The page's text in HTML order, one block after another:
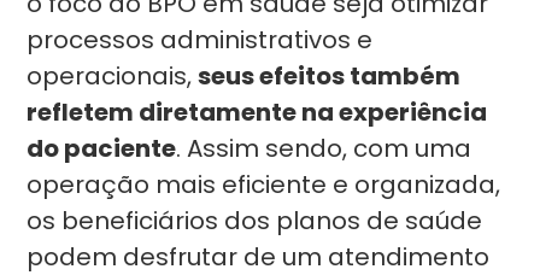
processos administrativos e
operacionais,seus efeitos também
refletem diretamente na experiência
do paciente. Assim sendo, com uma
operação mais eficiente e organizada,
os beneficiários dos planos de saúde
podem desfrutar de um atendimento